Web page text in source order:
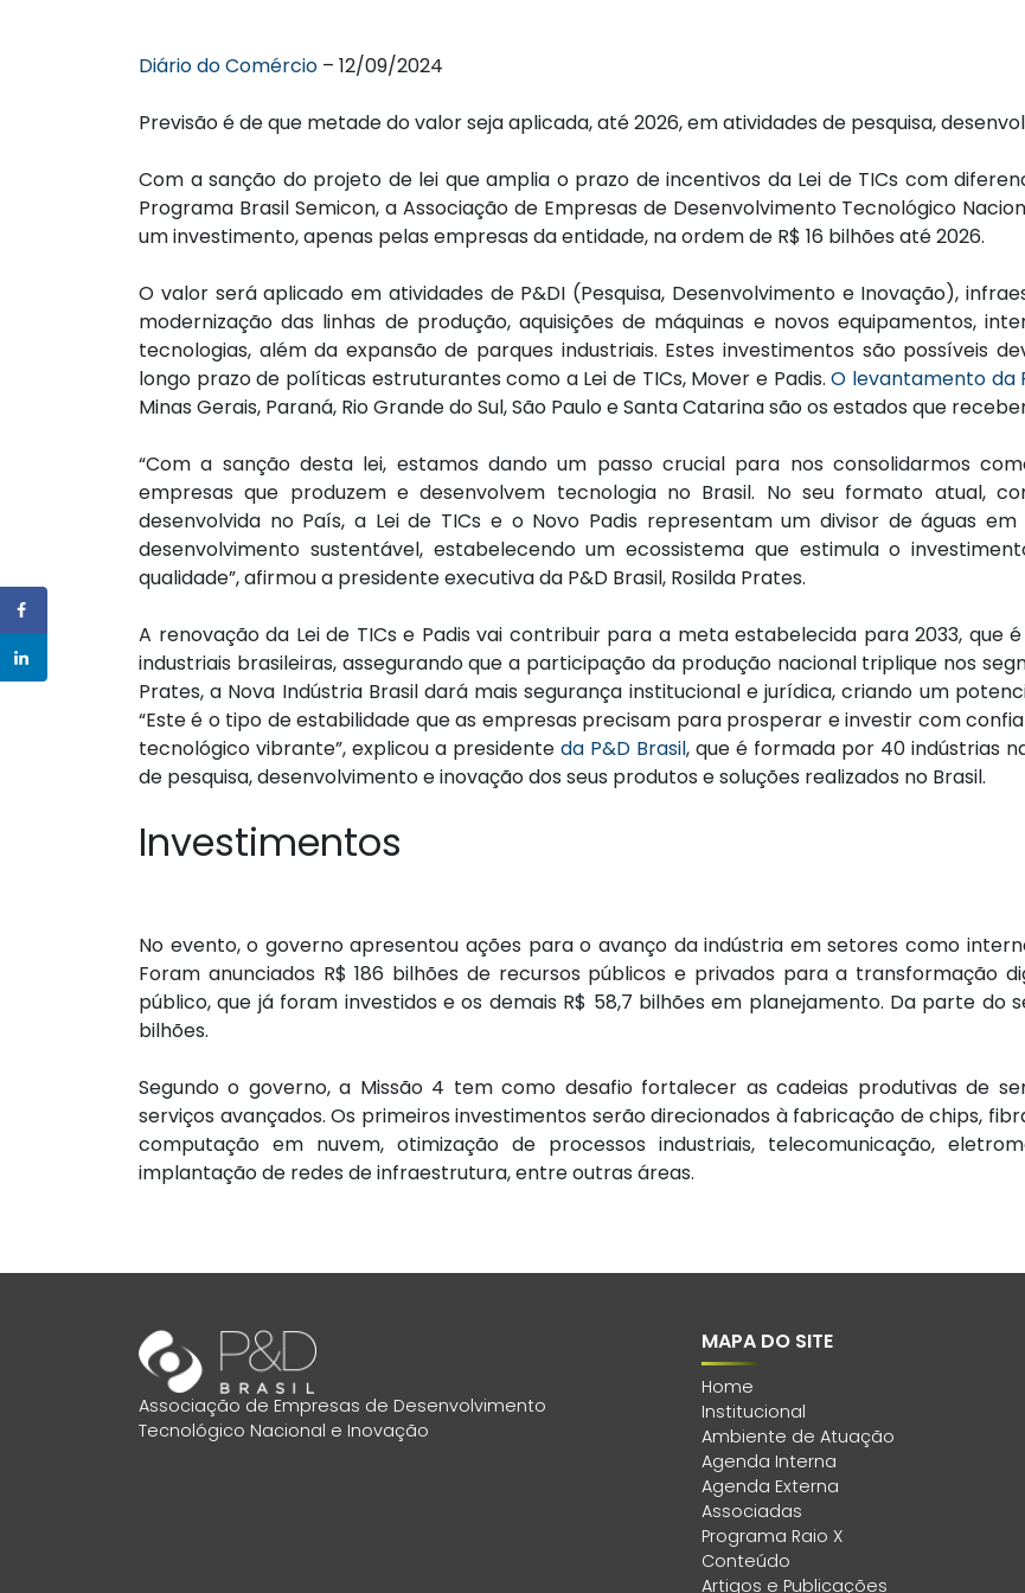
Diário do Comércio – 12/09/2024
Previsão é de que metade do valor seja aplicada, até 2026, em atividades de pesquisa,
Com a sanção do projeto de lei que amplia o prazo de incentivos da Lei de TICs com
Programa Brasil Semicon, a Associação de Empresas de Desenvolvimento Tecnológico
um investimento, apenas pelas empresas da entidade, na ordem de R$ 16 bilhões até 2026.
O valor será aplicado em atividades de P&DI (Pesquisa, Desenvolvimento e Inovação),
modernização das linhas de produção, aquisições de máquinas e novos equipamentos,
tecnologias, além da expansão de parques industriais. Estes investimentos são possíveis
longo prazo de políticas estruturantes como a Lei de TICs, Mover e Padis.O levantamento da
Minas Gerais, Paraná, Rio Grande do Sul, São Paulo e Santa Catarina são os estados que
“Com a sanção desta lei, estamos dando um passo crucial para nos consolidarmos
empresas que produzem e desenvolvem tecnologia no Brasil. No seu formato atual,
desenvolvida no País, a Lei de TICs e o Novo Padis representam um divisor de águas
desenvolvimento sustentável, estabelecendo um ecossistema que estimula o
qualidade”, afirmou a presidente executiva da P&D Brasil, Rosilda Prates.
A renovação da Lei de TICs e Padis vai contribuir para a meta estabelecida para 2033, que
industriais brasileiras, assegurando que a participação da produção nacional triplique nos
Prates, a Nova Indústria Brasil dará mais segurança institucional e jurídica, criando um
“Este é o tipo de estabilidade que as empresas precisam para prosperar e investir com
tecnológico vibrante”, explicou a presidente da P&D Brasil, que é formada por 40 indústrias
de pesquisa, desenvolvimento e inovação dos seus produtos e soluções realizados no Brasil.
Investimentos
No evento, o governo apresentou ações para o avanço da indústria em setores como
Foram anunciados R$ 186 bilhões de recursos públicos e privados para a transformação
público, que já foram investidos e os demais R$ 58,7 bilhões em planejamento. Da parte do
bilhões.
Segundo o governo, a Missão 4 tem como desafio fortalecer as cadeias produtivas de
serviços avançados. Os primeiros investimentos serão direcionados à fabricação de chips,
computação em nuvem, otimização de processos industriais, telecomunicação,
implantação de redes de infraestrutura, entre outras áreas.
Associação de Empresas de Desenvolvimento
Tecnológico Nacional e Inovação
MAPA DO SITE
Home
Institucional
Ambiente de Atuação
Agenda Interna
Agenda Externa
Associadas
Programa Raio X
Conteúdo
Artigos e Publicações